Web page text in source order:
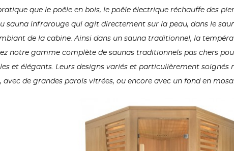
que le poêle en bois, le poêle électrique réchauffe des
sauna infrarouge qui agit directement sur la peau, dans le
de la cabine. Ainsi dans un sauna traditionnel, la
notre gamme complète de saunas traditionnels pas chers
et élégants. Leurs designs variés et particulièrement
de grandes parois vitrées, ou encore avec un fond en